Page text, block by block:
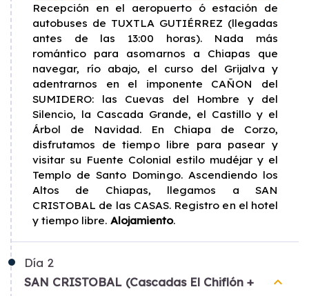
Recepción en el aeropuerto ó estación de
autobuses de TUXTLA GUTIÉRREZ (llegadas
antes de las 13:00 horas). Nada más
romántico para asomarnos a Chiapas que
navegar, río abajo, el curso del Grijalva y
adentrarnos en el imponente CAÑON del
SUMIDERO: las Cuevas del Hombre y del
Silencio, la Cascada Grande, el Castillo y el
Árbol de Navidad. En Chiapa de Corzo,
disfrutamos de tiempo libre para pasear y
visitar su Fuente Colonial estilo mudéjar y el
Templo de Santo Domingo. Ascendiendo los
Altos de Chiapas, llegamos a SAN
CRISTOBAL de las CASAS. Registro en el hotel
y tiempo libre. Alojamiento.
Día 2
SAN CRISTOBAL (Cascadas El Chiflón +
keyboard_arrow_up